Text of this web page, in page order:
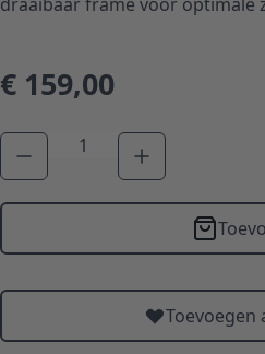
€ 159,00
Aantal
Toevoegen